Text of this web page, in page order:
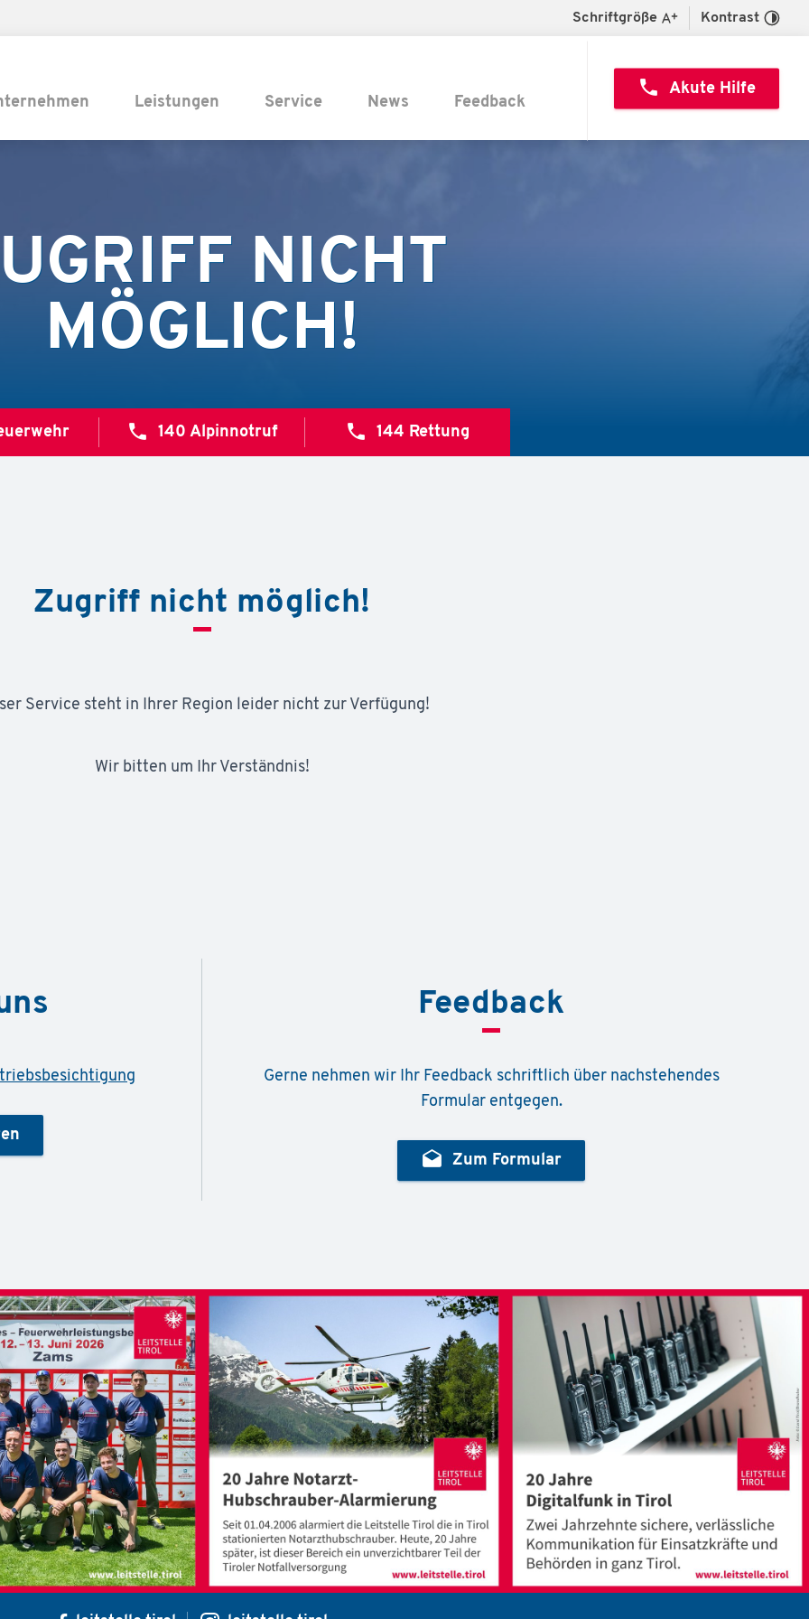
Schriftgröße Kontrast
Leistungen Service News Feedback
call Akute Hilfe
NICHT
MÖGLICH!
call 140 Alpinnotruf call 144 Rettung
Zugriff nicht möglich!
Ser­vice steht in Ih­rer Re­gi­on lei­der nicht zur Ver­fü­gung!
Wir bit­ten um Ihr Ver­ständ­nis!
Feedback
Gerne nehmen wir Ihr Feedback schriftlich über nachstehendes
Formular entgegen.
drafts Zum Formular